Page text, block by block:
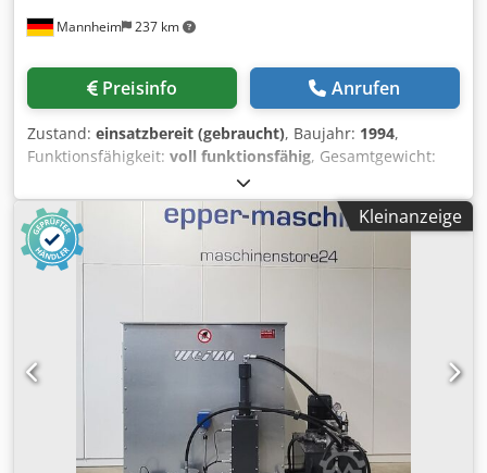
Mannheim 237 km
Preisinfo Anrufen
Zustand: einsatzbereit (gebraucht), Baujahr: 1994,
Funktionsfähigkeit: voll funktionsfähig, Gesamtgewicht:
1.000 mm
PS), Einwellenschredder mit Austragungsschnecke, Ideal
für Kabel, Holz, Späne, 2 Siebe vorhanden, 15 mm + 20
mm, Hydraulikaggregat, Schaltschrank wurde erneuert,
Maschine stand ca. 12 Jahre außer Betrieb, getestet
Kleinanzeige